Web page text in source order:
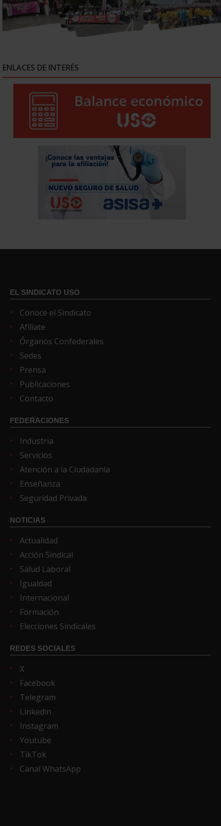
ENLACES DE INTERÉS
EL SINDICATO USO
Conoce el Sindicato
Afíliate
Órganos Confederales
Sedes
Prensa
Publicaciones
Contacto
FEDERACIONES
Industria
Servicios
Atención a la Ciudadanía
Enseñanza
Seguridad Privada
NOTICIAS
Actualidad
Acción Sindical
Salud Laboral
Igualdad
Internacional
Formación
Elecciones Sindicales
REDES SOCIALES
X
Facebook
Telegram
Linkedin
Instagram
Youtube
TikTok
Canal WhatsApp